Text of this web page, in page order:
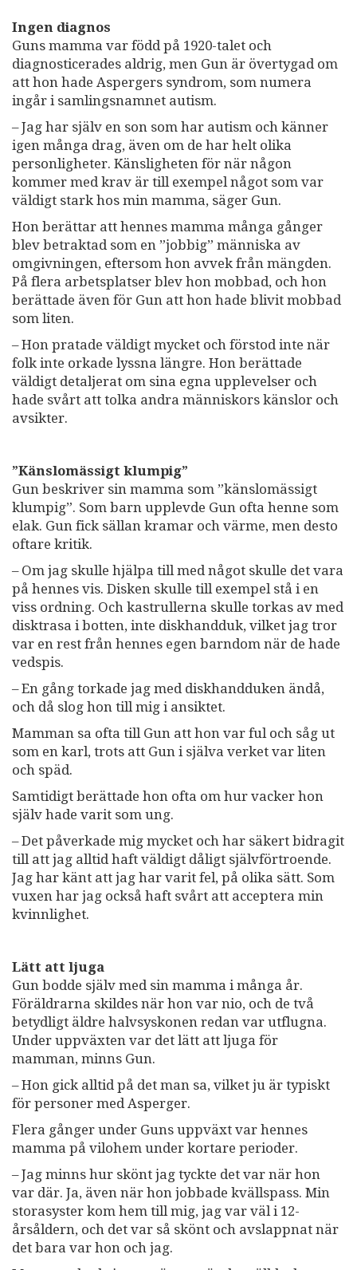
Ingen diagnos
Guns mamma var född på 1920-talet och
diagnosticerades aldrig, men Gun är övertygad om
att hon hade Aspergers syndrom, som numera
ingår i samlingsnamnet autism.
– Jag har själv en son som har autism och känner
igen många drag, även om de har helt olika
personligheter. Känsligheten för när någon
kommer med krav är till exempel något som var
väldigt stark hos min mamma, säger Gun.
Hon berättar att hennes mamma många gånger
blev betraktad som en ”jobbig” människa av
omgivningen, eftersom hon avvek från mängden.
På flera arbetsplatser blev hon mobbad, och hon
berättade även för Gun att hon hade blivit mobbad
som liten.
– Hon pratade väldigt mycket och förstod inte när
folk inte orkade lyssna längre. Hon berättade
väldigt detaljerat om sina egna upplevelser och
hade svårt att tolka andra människors känslor och
avsikter.
”Känslomässigt klumpig”
Gun beskriver sin mamma som ”känslomässigt
klumpig”. Som barn upplevde Gun ofta henne som
elak. Gun fick sällan kramar och värme, men desto
oftare kritik.
– Om jag skulle hjälpa till med något skulle det vara
på hennes vis. Disken skulle till exempel stå i en
viss ordning. Och kastrullerna skulle torkas av med
disktrasa i botten, inte diskhandduk, vilket jag tror
var en rest från hennes egen barndom när de hade
vedspis.
– En gång torkade jag med diskhandduken ändå,
och då slog hon till mig i ansiktet.
Mamman sa ofta till Gun att hon var ful och såg ut
som en karl, trots att Gun i själva verket var liten
och späd.
Samtidigt berättade hon ofta om hur vacker hon
själv hade varit som ung.
– Det påverkade mig mycket och har säkert bidragit
till att jag alltid haft väldigt dåligt självförtroende.
Jag har känt att jag har varit fel, på olika sätt. Som
vuxen har jag också haft svårt att acceptera min
kvinnlighet.
Lätt att ljuga
Gun bodde själv med sin mamma i många år.
Föräldrarna skildes när hon var nio, och de två
betydligt äldre halvsyskonen redan var utflugna.
Under uppväxten var det lätt att ljuga för
mamman, minns Gun.
– Hon gick alltid på det man sa, vilket ju är typiskt
för personer med Asperger.
Flera gånger under Guns uppväxt var hennes
mamma på vilohem under kortare perioder.
– Jag minns hur skönt jag tyckte det var när hon
var där. Ja, även när hon jobbade kvällspass. Min
storasyster kom hem till mig, jag var väl i 12-
årsåldern, och det var så skönt och avslappnat när
det bara var hon och jag.